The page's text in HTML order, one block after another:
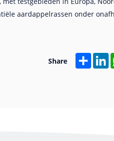
aardappelrassen onder
Share Share